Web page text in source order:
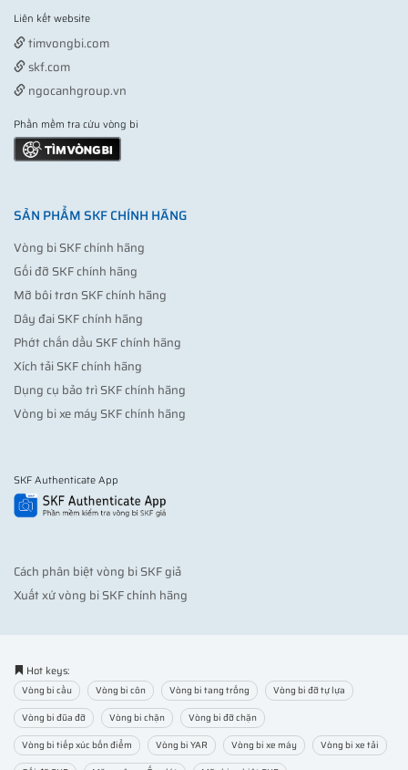
Liên kết website
timvongbi.com
skf.com
ngocanhgroup.vn
Phần mềm tra cứu vòng bi
SẢN PHẨM SKF CHÍNH HÃNG
Vòng bi SKF chính hãng
Gối đỡ SKF chính hãng
Mỡ bôi trơn SKF chính hãng
Dây đai SKF chính hãng
Phớt chắn dầu SKF chính hãng
Xích tải SKF chính hãng
Dụng cụ bảo trì SKF chính hãng
Vòng bi xe máy SKF chính hãng
SKF Authenticate App
Cách phân biệt vòng bi SKF giả
Xuất xứ vòng bi SKF chính hãng
Hot keys:
Vòng bi cầu Vòng bi côn Vòng bi tang trống
Vòng bi đỡ tự lựa
Vòng bi đũa đỡ
Vòng bi chặn
Vòng bi đỡ chặn
Vòng bi tiếp xúc bốn điểm
Vòng bi YAR Vòng bi xe máy
Vòng bi xe tải